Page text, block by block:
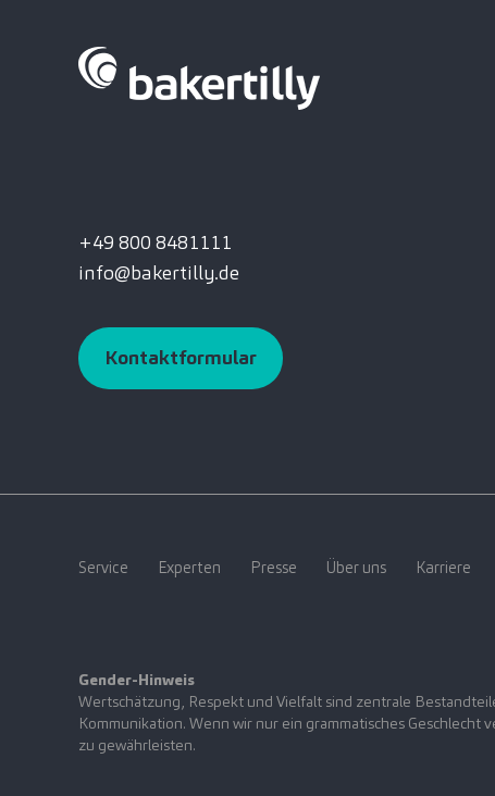
+49 800 8481111
info@bakertilly.de
Kontaktformular
Service Experten Presse Über uns Karriere
Gender-Hinweis
Wertschätzung, Respekt und Vielfalt sind zentrale
Kommunikation. Wenn wir nur ein grammatisches
zu gewährleisten.